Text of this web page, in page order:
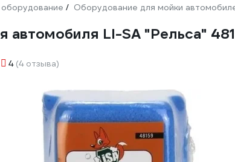
/ Оборудование для мойки
автомобиля LI-SA "Рельса"
4 (4 отзыва)